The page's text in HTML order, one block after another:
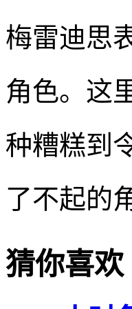
梅雷迪思
角色。这
种糟糕到
了不起的
猜你喜欢